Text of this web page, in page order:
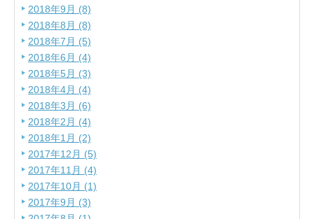
2018年9月 (8)
2018年8月 (8)
2018年7月 (5)
2018年6月 (4)
2018年5月 (3)
2018年4月 (4)
2018年3月 (6)
2018年2月 (4)
2018年1月 (2)
2017年12月 (5)
2017年11月 (4)
2017年10月 (1)
2017年9月 (3)